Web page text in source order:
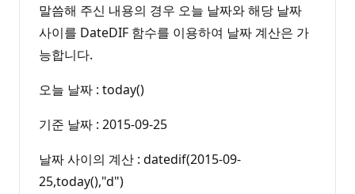
말씀해 주신 내용의 경우 오늘 날짜와 해당 날짜
사이를 DateDIF 함수를 이용하여 날짜 계산은 가
능합니다.
오늘 날짜 : today()
기준 날짜 : 2015-09-25
날짜 사이의 계산 : datedif(2015-09-
25,today(),"d")